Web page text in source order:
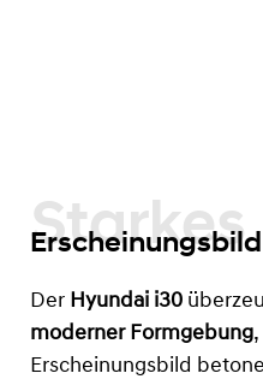
Starkes
Erscheinungsbild
Der Hyundai i30
moderner Formgebung
Erscheinungsbild